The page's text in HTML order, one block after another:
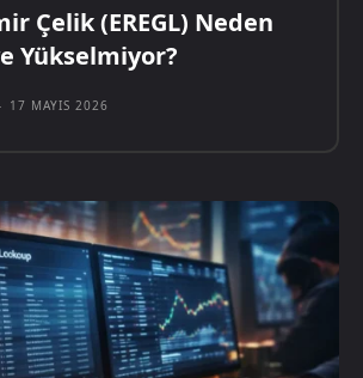
Çelik (EREGL) Neden
Yükselmiyor?
17 MAYIS 2026